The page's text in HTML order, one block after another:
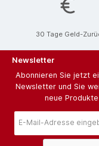
30 Tage Geld-
Newsletter
Abonnieren Sie jetzt
Newsletter und Sie
neue